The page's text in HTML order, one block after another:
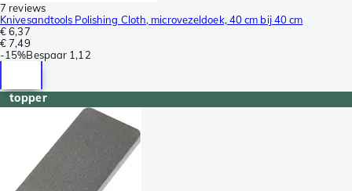
7 reviews
Knivesandtools Polishing Cloth, microvezeldoek, 40 cm bij 40 cm
€ 6,37
€ 7,49
-15%Bespaar 1,12
topper